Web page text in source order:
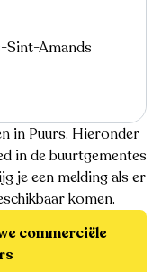
Sint-Amands
in Puurs. Hieronder
in de buurtgementes
je een melding als er
komen.
commerciële